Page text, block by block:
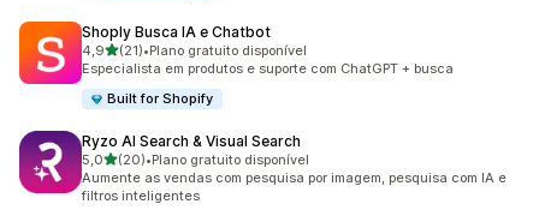
Shoply Busca IA e Chatbot
4,9de 5 estrelas
(21)
21 avaliações ao todo
•Plano gratuito disponível
Especialista em produtos e suporte com ChatGPT + busca
Built for Shopify
Ryzo AI Search & Visual Search
5,0de 5 estrelas
(20)
20 avaliações ao todo
•Plano gratuito disponível
Aumente as vendas com pesquisa por imagem, pesquisa com IA e
filtros inteligentes